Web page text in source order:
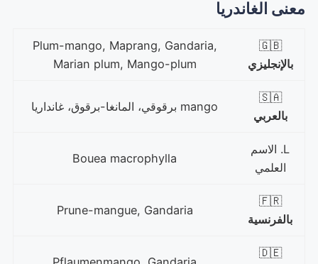
معنى الغاندريا
🇬🇧
بالإنجليزي
Plum-mango, Maprang, Gandaria,
Marian plum, Mango-plum
🇸🇦
بالعربي
mango برقوقي، المانغا-برقوق، غانداريا
L. الاسم
العلمي
Bouea macrophylla
🇫🇷
بالفرنسية
Prune-mangue, Gandaria
🇩🇪